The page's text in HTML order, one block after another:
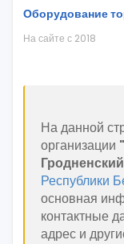
Оборудование
На сайте с 2018
На данной
организации
Республики
основная
контактные
адрес и